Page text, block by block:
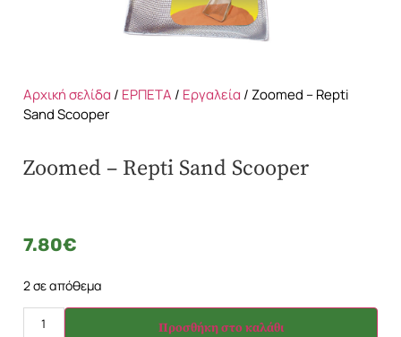
Αρχική σελίδα / ΕΡΠΕΤΑ / Εργαλεία / Zoomed – Repti
Sand Scooper
Zoomed – Repti Sand Scooper
7.80€
2 σε απόθεμα
Προσθήκη στο καλάθι